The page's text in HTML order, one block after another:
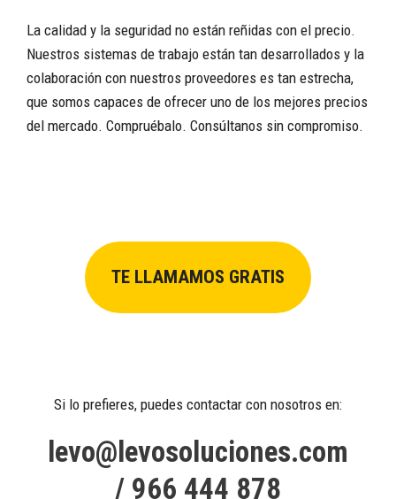
La calidad y la seguridad no están reñidas con el precio.
Nuestros sistemas de trabajo están tan desarrollados y la
colaboración con nuestros proveedores es tan estrecha,
que somos capaces de ofrecer uno de los mejores precios
del mercado. Compruébalo. Consúltanos sin compromiso.
TE LLAMAMOS GRATIS
Si lo prefieres, puedes contactar con nosotros en:
levo@levosoluciones.com
/ 966 444 878